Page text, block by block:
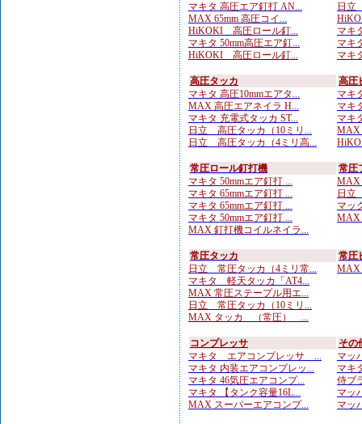
マキタ 高圧エア釘打 AN...
MAX 65mm 高圧コイ...
HiKOKI 高圧ロール釘...
マキタ 50mm高圧エア釘...
HiKOKI 高圧ロール釘...
日立
マキ
マキ
マキ
高圧タッカ
マキタ 高圧10mmエアタ...
MAX 高圧エアネイラ H...
マキタ 充電式タッカ ST...
日立 高圧タッカ（10ミリ...
日立 高圧タッカ（4ミリ高...
高圧
マキ
マキ
マキ
MAX
常圧ロール釘打機
マキタ 50mmエア釘打 ...
マキタ 65mmエア釘打 ...
マキタ 65mmエア釘打 ...
マキタ 50mmエア釘打 ...
MAX 釘打機コイルネイラ...
常圧
MAX
日立
マッ
MAX
常圧タッカ
日立 常圧タッカ（4ミリ常...
マキタ 軽天タッカ「AT4...
MAX 常圧ステープル用エ...
日立 常圧タッカ（10ミリ...
MAX タッカ （常圧） ...
常圧
MAX
コンプレッサ
マキタ エアコンプレッサ ...
マキタ 内装エアコンプレッ...
マキタ 46気圧エアコンプ...
マキタ 【タンク容量16L...
MAX スーパーエアコンプ...
その
マッ
マキ
侍ブ
マッ
マッ